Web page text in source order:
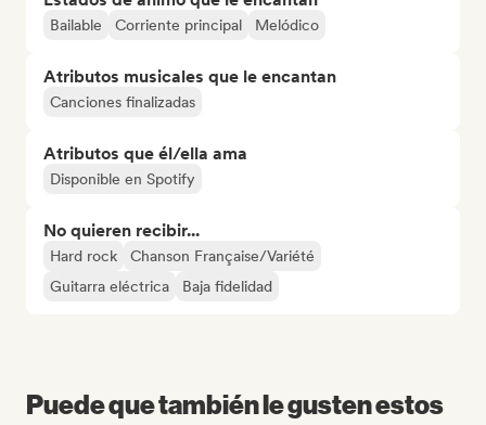
Bailable Corriente principal Melódico
Atributos musicales que le encantan
Canciones finalizadas
Atributos que él/ella ama
Disponible en Spotify
No quieren recibir...
Hard rock
Chanson Française/Variété
Guitarra eléctrica
Baja fidelidad
Puede que también le gusten estos